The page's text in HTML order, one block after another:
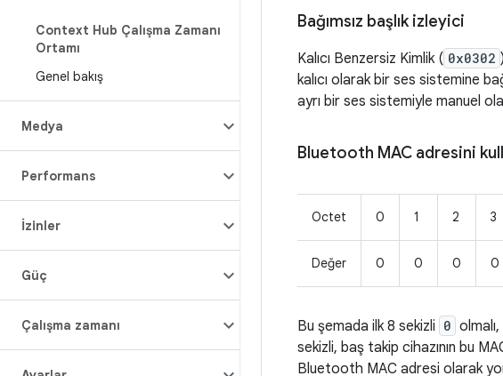
Context Hub Çalışma Zamanı
Ortamı
Genel bakış
Medya
Performans
İzinler
Güç
Çalışma zamanı
Bağımsız başlık izleyici
Kalıcı Benzersiz Kimlik ( 0x0302
kalıcı olarak bir ses sistemine
ayrı bir ses sistemiyle manuel
Bluetooth MAC adresini
Octet 0 1 2 3
Değer 0 0 0 0
Bu şemada ilk 8 sekizli 0
sekizli, baş takip cihazının bu
Bluetooth MAC adresi olarak